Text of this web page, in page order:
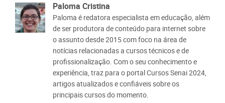
Paloma Cristina
Paloma é redatora especialista em educação, além
de ser produtora de conteúdo para internet sobre
o assunto desde 2015 com foco na área de
notícias relacionadas a cursos técnicos e de
profissionalização. Com o seu conhecimento e
experiência, traz para o portal Cursos Senai 2024,
artigos atualizados e confiáveis sobre os
principais cursos do momento.